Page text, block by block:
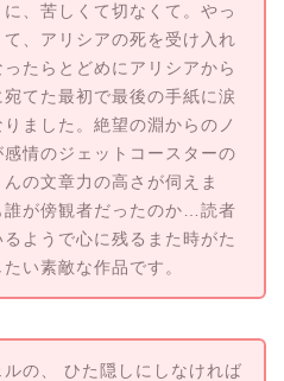
、苦しくて切なくて。やっ
て、アリシアの死を受け入れ
たらとどめにアリシアから
てた最初で最後の手紙に涙
ました。絶望の淵からのノ
情のジェットコースターの
の文章力の高さが伺えま
誰が傍観者だったのか…読者
ようで心に残るまた時がた
い素敵な作品です。
の、 ひた隠しにしなければ